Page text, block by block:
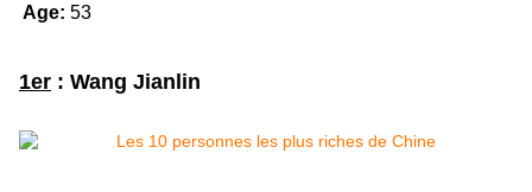
Age: 53
1er : Wang Jianlin